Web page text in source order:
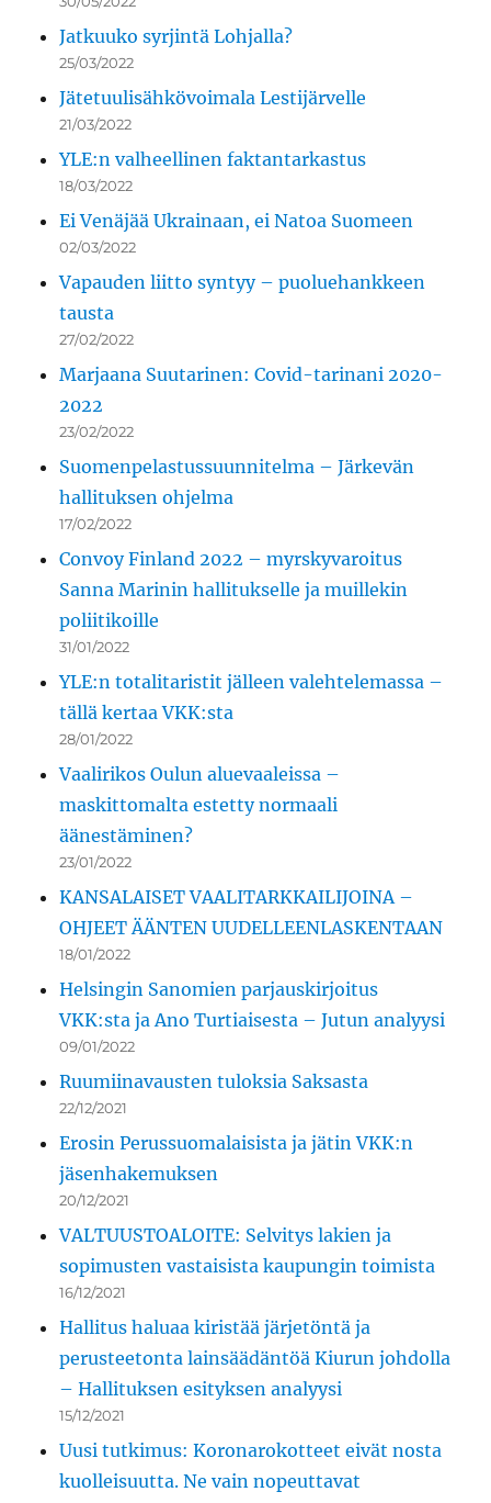
Jatkuuko syrjintä Lohjalla?
25/03/2022
Jätetuulisähkövoimala Lestijärvelle
21/03/2022
YLE:n valheellinen faktantarkastus
18/03/2022
Ei Venäjää Ukrainaan, ei Natoa Suomeen
02/03/2022
Vapauden liitto syntyy – puoluehankkeen
tausta
27/02/2022
Marjaana Suutarinen: Covid-tarinani 2020-
2022
23/02/2022
Suomenpelastussuunnitelma – Järkevän
hallituksen ohjelma
17/02/2022
Convoy Finland 2022 – myrskyvaroitus
Sanna Marinin hallitukselle ja muillekin
poliitikoille
31/01/2022
YLE:n totalitaristit jälleen valehtelemassa –
tällä kertaa VKK:sta
28/01/2022
Vaalirikos Oulun aluevaaleissa –
maskittomalta estetty normaali
äänestäminen?
23/01/2022
KANSALAISET VAALITARKKAILIJOINA –
OHJEET ÄÄNTEN UUDELLEENLASKENTAAN
18/01/2022
Helsingin Sanomien parjauskirjoitus
VKK:sta ja Ano Turtiaisesta – Jutun analyysi
09/01/2022
Ruumiinavausten tuloksia Saksasta
22/12/2021
Erosin Perussuomalaisista ja jätin VKK:n
jäsenhakemuksen
20/12/2021
VALTUUSTOALOITE: Selvitys lakien ja
sopimusten vastaisista kaupungin toimista
16/12/2021
Hallitus haluaa kiristää järjetöntä ja
perusteetonta lainsäädäntöä Kiurun johdolla
– Hallituksen esityksen analyysi
15/12/2021
Uusi tutkimus: Koronarokotteet eivät nosta
kuolleisuutta. Ne vain nopeuttavat